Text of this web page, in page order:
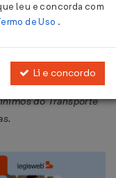
2018
2018
do Transporte
leu e concorda com
de Uso .
Li e concordo